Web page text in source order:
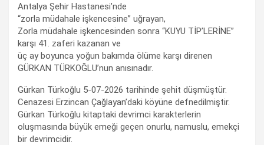
Antalya Şehir Hastanesi’nde
“zorla müdahale işkencesine” uğrayan,
Zorla müdahale işkencesinden sonra “KUYU TİP’LERİNE”
karşı 41. zaferi kazanan ve
üç ay boyunca yoğun bakımda ölüme karşı direnen
GÜRKAN TÜRKOĞLU’nun anısınadır.
Gürkan Türkoğlu 5-07-2026 tarihinde şehit düşmüştür.
Cenazesi Erzincan Çağlayan’daki köyüne defnedilmiştir.
Gürkan Türkoğlu kitaptaki devrimci karakterlerin
oluşmasında büyük emeği geçen onurlu, namuslu, emekçi
bir devrimcidir.